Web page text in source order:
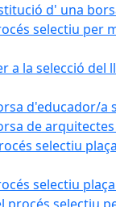
d' una
selectiu
a la selecció
d'educador/
de
selectiu
selectiu